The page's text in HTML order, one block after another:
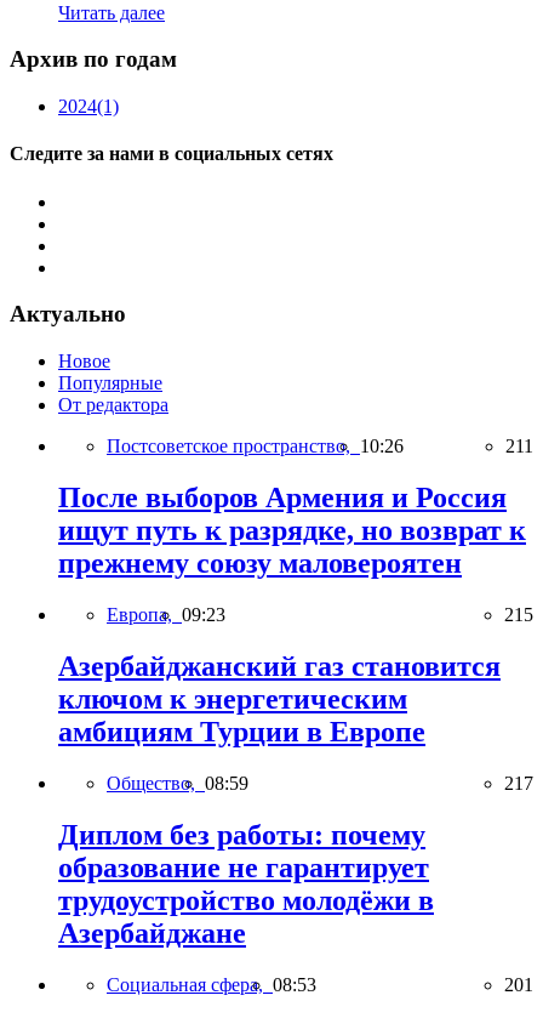
Читать далее
Архив по годам
2024(1)
Следите за нами в социальных сетях
Актуально
Новое
Популярные
От редактора
Постсоветское пространство, 10:26 211
После выборов Армения и Россия
ищут путь к разрядке, но возврат к
прежнему союзу маловероятен
Европа, 09:23 215
Азербайджанский газ становится
ключом к энергетическим
амбициям Турции в Европе
Общество, 08:59 217
Диплом без работы: почему
образование не гарантирует
трудоустройство молодёжи в
Азербайджане
Социальная сфера, 08:53 201